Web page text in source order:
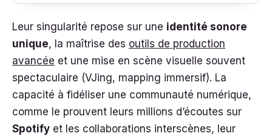
Leur singularité repose sur une identité sonore
unique, la maîtrise des outils de production
avancée et une mise en scène visuelle souvent
spectaculaire (VJing, mapping immersif). La
capacité à fidéliser une communauté numérique,
comme le prouvent leurs millions d’écoutes sur
Spotify et les collaborations interscènes, leur